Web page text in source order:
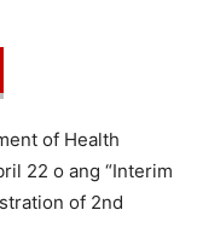
of Health
22 o ang “Interim
of 2nd